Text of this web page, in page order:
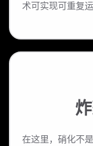
术可实现可重复
在这里，硝化不